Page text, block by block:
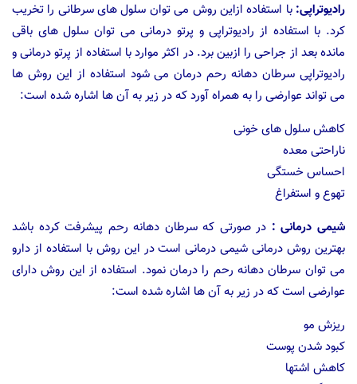
رادیوتراپی: با استفاده ازاین روش می توان سلول های سرطانی را تخریب
کرد. با استفاده از رادیوتراپی و پرتو درمانی می توان سلول های باقی
مانده بعد از جراحی را ازبین برد. در اکثر موارد با استفاده از پرتو درمانی و
رادیوتراپی سرطان دهانه رحم درمان می شود استفاده از این روش ها
می تواند عوارضی را به همراه آورد که در زیر به آن ها اشاره شده است:
کاهش سلول های خونی
ناراحتی معده
احساس خستگی
تهوع و استفراغ
شیمی درمانی : در صورتی که سرطان دهانه رحم پیشرفت کرده باشد
بهترین روش درمانی شیمی درمانی است در این روش با استفاده از دارو
می توان سرطان دهانه رحم را درمان نمود. استفاده از این روش دارای
عوارضی است که در زیر به آن ها اشاره شده است:
ریزش مو
کبود شدن پوست
کاهش اشتها